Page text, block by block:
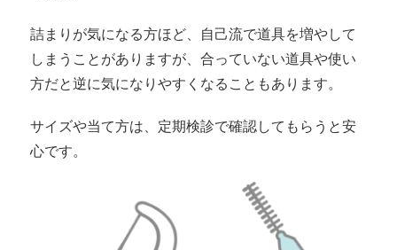
詰まりが気になる方ほど、自己流で道具を増やして
しまうことがありますが、合っていない道具や使い
方だと逆に気になりやすくなることもあります。
サイズや当て方は、定期検診で確認してもらうと安
心です。